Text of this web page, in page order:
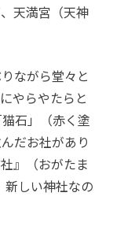
天満宮（天神
ながら堂々と
やらやたらと
石」（赤く塗
だお社があり
』（おがたま
新しい神社なの